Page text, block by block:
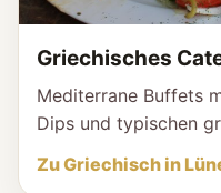
Griechisches
Mediterrane Buffets
Dips und typischen
Zu Griechisch in